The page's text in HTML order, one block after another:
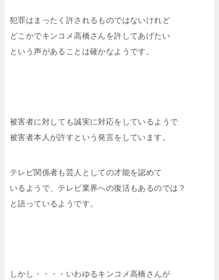
犯罪はまったく許されるものではないけれど
どこかでキンコメ高橋さんを許してあげたい
という声があることは確かなようです。
被害者に対しても誠実に対応をしているようで
被害者本人が許すという発言をしています。
テレビ関係者も芸人としての才能を認めて
いるようで、テレビ業界への復活もあるのでは？
と語っているようです。
しかし・・・・いわゆるキンコメ高橋さんが